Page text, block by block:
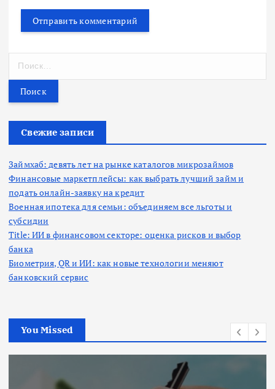
т
Свежие записи
Займхаб: девять лет на рынке каталогов микрозаймов
Финансовые маркетплейсы: как выбрать лучший займ и
подать онлайн-заявку на кредит
Военная ипотека для семьи: объединяем все льготы и
субсидии
Title: ИИ в финансовом секторе: оценка рисков и выбор
банка
Биометрия, QR и ИИ: как новые технологии меняют
банковский сервис
You Missed